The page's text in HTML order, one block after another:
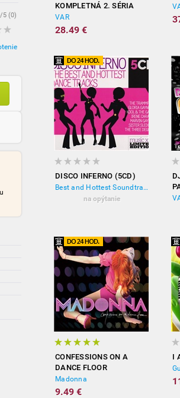
/5 (0)
KOMPLETNÁ 2. SÉRIA
(4DVD)
VAR
28.49 €
DISCO INFERNO (5CD)
Best and Hottest Soundtracks
na opýtanie
CONFESSIONS ON A
DANCE FLOOR
Madonna
9.49 €
I